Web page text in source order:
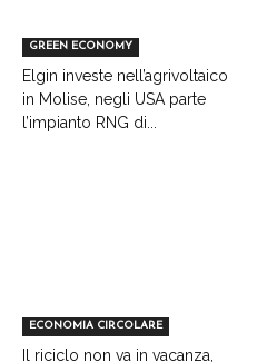
GREEN ECONOMY
Elgin investe nell’agrivoltaico
in Molise, negli USA parte
l’impianto RNG di...
ECONOMIA CIRCOLARE
Il riciclo non va in vacanza,